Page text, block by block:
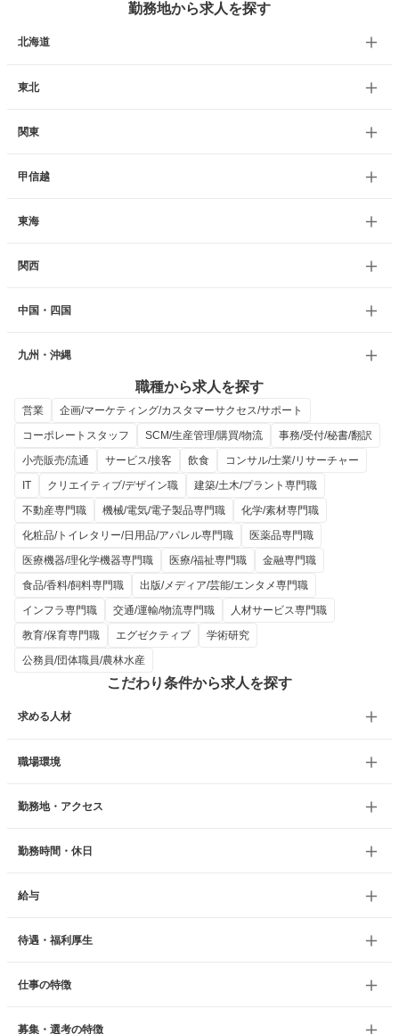
勤務地から求人を探す
北海道
東北
関東
甲信越
東海
関西
中国・四国
九州・沖縄
職種から求人を探す
営業
企画/マーケティング/カスタマーサクセス/サポート
コーポレートスタッフ
SCM/生産管理/購買/物流
事務/受付/秘書/翻訳
小売販売/流通
サービス/接客 飲食
コンサル/士業/リサーチャー
IT
クリエイティブ/デザイン職
建築/土木/プラント専門職
不動産専門職
機械/電気/電子製品専門職
化学/素材専門職
化粧品/トイレタリー/日用品/アパレル専門職
医薬品専門職
医療機器/理化学機器専門職
医療/福祉専門職
金融専門職
食品/香料/飼料専門職
出版/メディア/芸能/エンタメ専門職
インフラ専門職
交通/運輸/物流専門職
人材サービス専門職
教育/保育専門職
エグゼクティブ
学術研究
公務員/団体職員/農林水産
こだわり条件から求人を探す
求める人材
職場環境
勤務地・アクセス
勤務時間・休日
給与
待遇・福利厚生
仕事の特徴
募集・選考の特徴